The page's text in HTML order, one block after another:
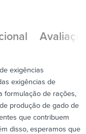
exigências
exigências de
formulação de rações,
produção de gado de
que contribuem
disso, esperamos que